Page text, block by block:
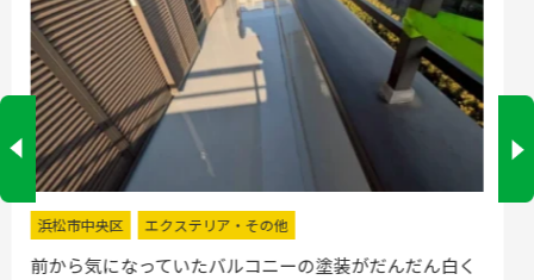
掛川市 水回りリフォーム
流し台の水栓が壊れたので直してほしいと弊社にお電話